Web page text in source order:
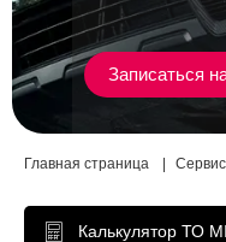
Записаться
Главная страница Сервис
Калькулятор ТО